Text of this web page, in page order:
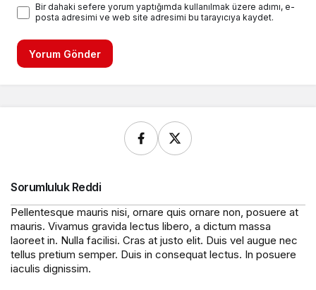
Bir dahaki sefere yorum yaptığımda kullanılmak üzere adımı, e-
posta adresimi ve web site adresimi bu tarayıcıya kaydet.
Yorum Gönder
Sorumluluk Reddi
Pellentesque mauris nisi, ornare quis ornare non, posuere at
mauris. Vivamus gravida lectus libero, a dictum massa
laoreet in. Nulla facilisi. Cras at justo elit. Duis vel augue nec
tellus pretium semper. Duis in consequat lectus. In posuere
iaculis dignissim.